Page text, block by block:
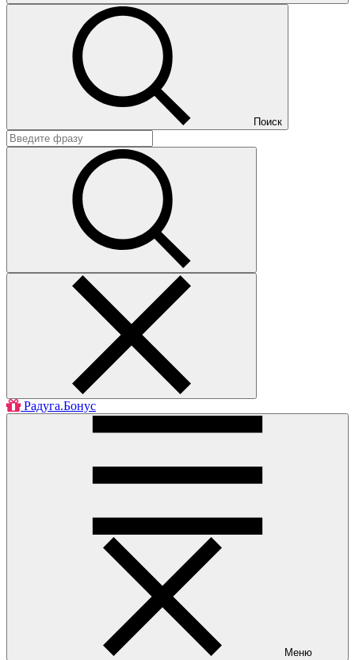
Поиск
Радуга.Бонус
Меню